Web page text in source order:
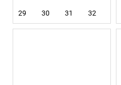
29 30 31 32